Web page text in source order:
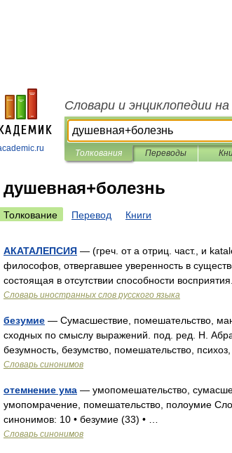
Словари и энциклопедии
Толкования Переводы
душевная+болезнь
Толкование Перевод Книги
АКАТАЛЕПСИЯ — (греч. от a отриц. част., и
философов, отвергавшее уверенность в
состоящая в отсутствии способности
Словарь иностранных слов русского языка
безумие — Сумасшествие, помешательство,
сходных по смыслу выражений. под. ред. Н.
безумность, безумство, помешательство,
Словарь синонимов
отемнение ума — умопомешательство,
умопомрачение, помешательство, полоумие
синонимов: 10 • безумие (33) • …
Словарь синонимов